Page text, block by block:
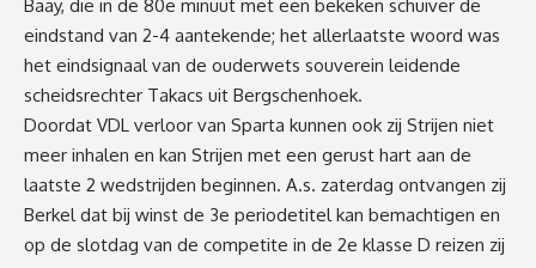
Baay, die in de 80e minuut met een bekeken schuiver de
eindstand van 2-4 aantekende; het allerlaatste woord was
het eindsignaal van de ouderwets souverein leidende
scheidsrechter Takacs uit Bergschenhoek.
Doordat VDL verloor van Sparta kunnen ook zij Strijen niet
meer inhalen en kan Strijen met een gerust hart aan de
laatste 2 wedstrijden beginnen. A.s. zaterdag ontvangen zij
Berkel dat bij winst de 3e periodetitel kan bemachtigen en
op de slotdag van de competite in de 2e klasse D reizen zij